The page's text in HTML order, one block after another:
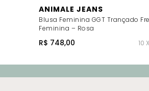
ANIMALE JEANS
Blusa Feminina GGT Trançado
Feminina – Rosa
R$ 748,00 10